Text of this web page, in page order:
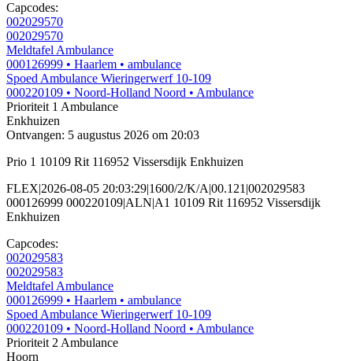
Capcodes:
002029570
002029570
Meldtafel Ambulance
000126999 • Haarlem • ambulance
Spoed Ambulance Wieringerwerf 10-109
000220109 • Noord-Holland Noord • Ambulance
Prioriteit 1 Ambulance
Enkhuizen
Ontvangen: 5 augustus 2026 om 20:03
Prio 1 10109 Rit 116952 Vissersdijk Enkhuizen
FLEX|2026-08-05 20:03:29|1600/2/K/A|00.121|002029583
000126999 000220109|ALN|A1 10109 Rit 116952 Vissersdijk
Enkhuizen
Capcodes:
002029583
002029583
Meldtafel Ambulance
000126999 • Haarlem • ambulance
Spoed Ambulance Wieringerwerf 10-109
000220109 • Noord-Holland Noord • Ambulance
Prioriteit 2 Ambulance
Hoorn